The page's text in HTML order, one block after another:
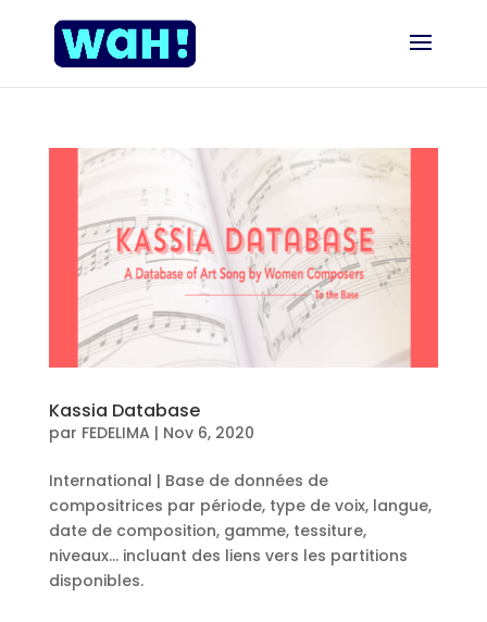
Kassia Database
par FEDELIMA | Nov 6, 2020
International | Base de données de
compositrices par période, type de voix, langue,
date de composition, gamme, tessiture,
niveaux… incluant des liens vers les partitions
disponibles.